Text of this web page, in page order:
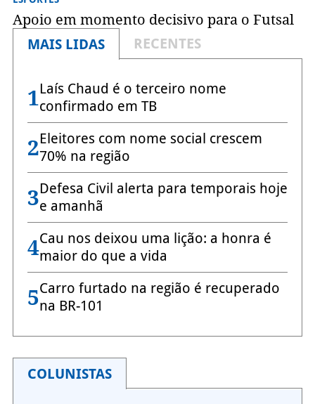
Apoio em momento decisivo para o Futsal
MAIS LIDAS
RECENTES
1Laís Chaud é o terceiro nome
confirmado em TB
2Eleitores com nome social crescem
70% na região
3Defesa Civil alerta para temporais hoje
e amanhã
4Cau nos deixou uma lição: a honra é
maior do que a vida
5Carro furtado na região é recuperado
na BR-101
COLUNISTAS